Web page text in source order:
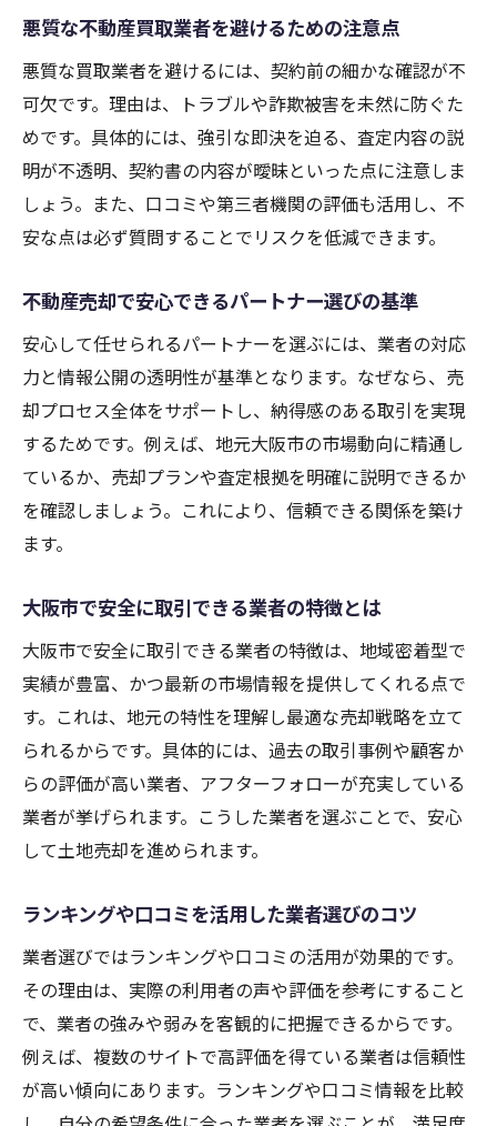
悪質な不動産買取業者を避けるための注意点
悪質な買取業者を避けるには、契約前の細かな確認が不
可欠です。理由は、トラブルや詐欺被害を未然に防ぐた
めです。具体的には、強引な即決を迫る、査定内容の説
明が不透明、契約書の内容が曖昧といった点に注意しま
しょう。また、口コミや第三者機関の評価も活用し、不
安な点は必ず質問することでリスクを低減できます。
不動産売却で安心できるパートナー選びの基準
安心して任せられるパートナーを選ぶには、業者の対応
力と情報公開の透明性が基準となります。なぜなら、売
却プロセス全体をサポートし、納得感のある取引を実現
するためです。例えば、地元大阪市の市場動向に精通し
ているか、売却プランや査定根拠を明確に説明できるか
を確認しましょう。これにより、信頼できる関係を築け
ます。
大阪市で安全に取引できる業者の特徴とは
大阪市で安全に取引できる業者の特徴は、地域密着型で
実績が豊富、かつ最新の市場情報を提供してくれる点で
す。これは、地元の特性を理解し最適な売却戦略を立て
られるからです。具体的には、過去の取引事例や顧客か
らの評価が高い業者、アフターフォローが充実している
業者が挙げられます。こうした業者を選ぶことで、安心
して土地売却を進められます。
ランキングや口コミを活用した業者選びのコツ
業者選びではランキングや口コミの活用が効果的です。
その理由は、実際の利用者の声や評価を参考にすること
で、業者の強みや弱みを客観的に把握できるからです。
例えば、複数のサイトで高評価を得ている業者は信頼性
が高い傾向にあります。ランキングや口コミ情報を比較